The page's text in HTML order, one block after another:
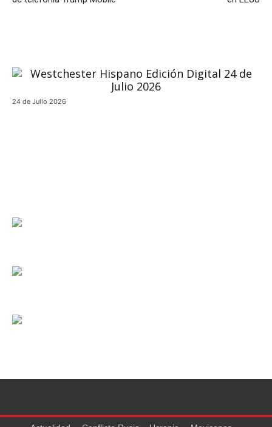
24 de Julio 2026